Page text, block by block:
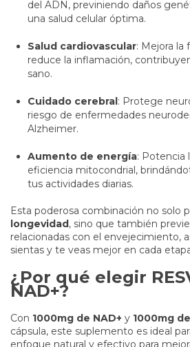
del ADN, previniendo daños
una salud celular óptima.
Salud cardiovascular: Mejora la
reduce la inflamación,
sano.
Cuidado cerebral: Protege
riesgo de enfermedades
Alzheimer.
Aumento de energía: Potencia
eficiencia mitocondrial,
tus actividades diarias.
Esta poderosa combinación no solo
longevidad, sino que también
relacionadas con el envejecimiento,
sientas y te veas mejor en cada
¿Por qué elegir
NAD+?
Con 1000mg de NAD+ y 1000mg
cápsula, este suplemento es ideal
enfoque natural y efectivo para